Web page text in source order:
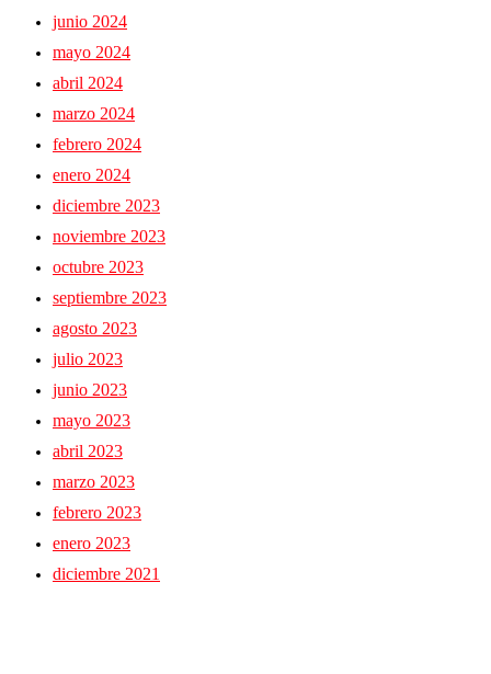
junio 2024
mayo 2024
abril 2024
marzo 2024
febrero 2024
enero 2024
diciembre 2023
noviembre 2023
octubre 2023
septiembre 2023
agosto 2023
julio 2023
junio 2023
mayo 2023
abril 2023
marzo 2023
febrero 2023
enero 2023
diciembre 2021